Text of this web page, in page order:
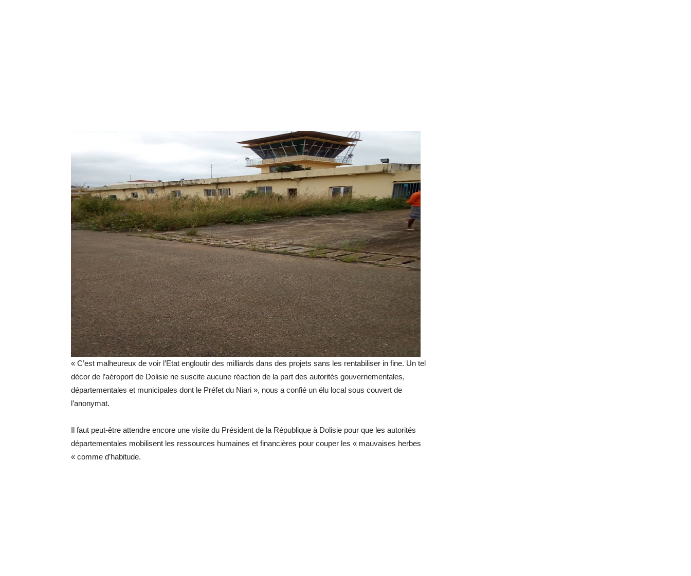
« C’est malheureux de voir l’Etat engloutir des milliards dans des projets sans les rentabiliser in fine. Un tel
décor de l’aéroport de Dolisie ne suscite aucune réaction de la part des autorités gouvernementales,
départementales et municipales dont le Préfet du Niari », nous a confié un élu local sous couvert de
l’anonymat.
Il faut peut-être attendre encore une visite du Président de la République à Dolisie pour que les autorités
départementales mobilisent les ressources humaines et financières pour couper les « mauvaises herbes
« comme d’habitude.